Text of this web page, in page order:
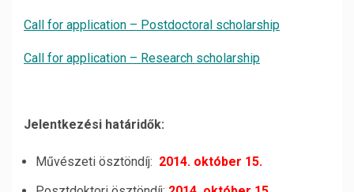
Call for application – Postdoctoral scholarship
Call for application – Research scholarship
Jelentkezési határidők:
Művészeti ösztöndíj: 2014. október 15.